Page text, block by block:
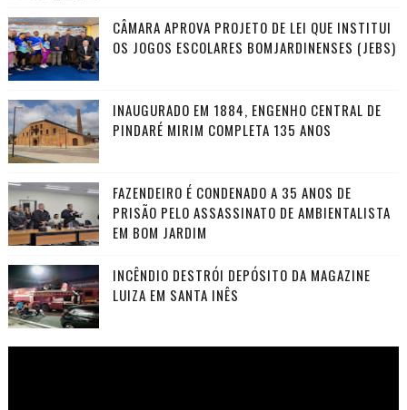
CÂMARA APROVA PROJETO DE LEI QUE INSTITUI
OS JOGOS ESCOLARES BOMJARDINENSES (JEBS)
INAUGURADO EM 1884, ENGENHO CENTRAL DE
PINDARÉ MIRIM COMPLETA 135 ANOS
FAZENDEIRO É CONDENADO A 35 ANOS DE
PRISÃO PELO ASSASSINATO DE AMBIENTALISTA
EM BOM JARDIM
INCÊNDIO DESTRÓI DEPÓSITO DA MAGAZINE
LUIZA EM SANTA INÊS